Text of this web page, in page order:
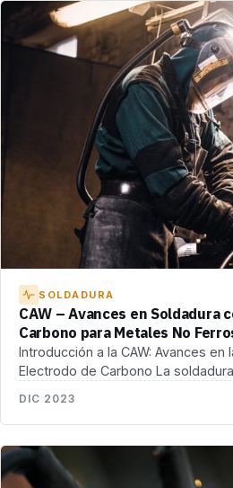
SOLDADURA
CAW – Avances en Soldadura
Carbono para Metales No
Introducción a la CAW: Avances en
Electrodo de Carbono La
DIC 2023